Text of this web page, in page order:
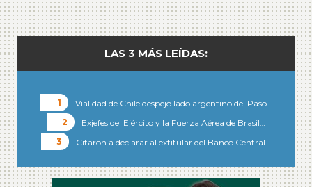
LAS 3 MÁS LEÍDAS:
Vialidad de Chile despejó lado argentino del Paso…
Exjefes del Ejército y la Fuerza Aérea de Brasil…
Citaron a declarar al extitular del Banco Central…